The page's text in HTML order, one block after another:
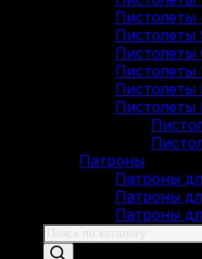
Пистолеты
Пистолеты
Пистолеты
Пистолеты
Пистолеты
Пистолеты
Патроны
Патроны
Патроны
Патроны
Поиск
товаров